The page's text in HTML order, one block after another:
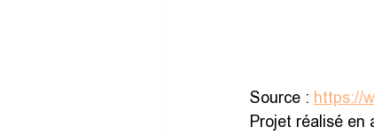
Source : https://
Projet réalisé en